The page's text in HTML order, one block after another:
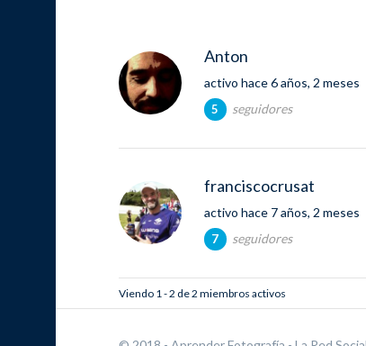
Anton
activo hace 6 años, 2 meses
5 seguidores
franciscocrusat
activo hace 7 años, 2 meses
7 seguidores
Viendo 1 - 2 de 2 miembros activos